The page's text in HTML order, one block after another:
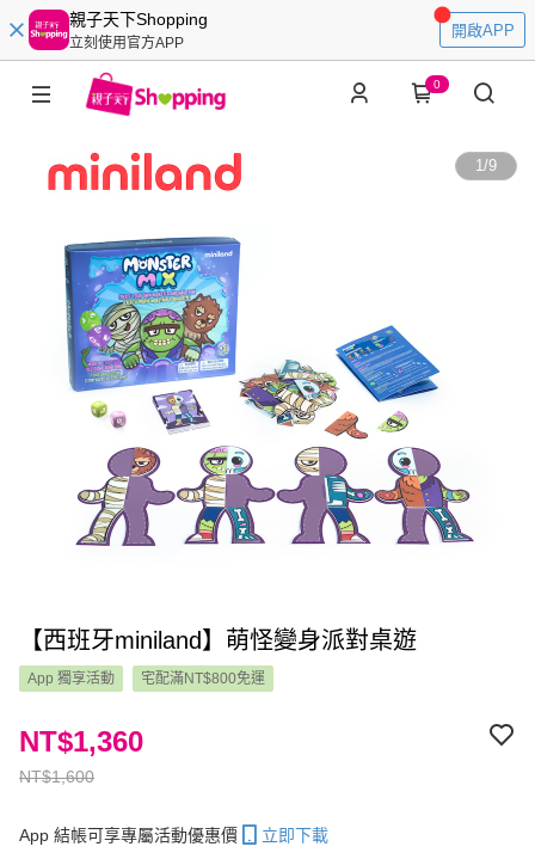
親子天下Shopping
立刻使用官方APP
開啟APP
0
1/9
【西班牙miniland】萌怪變身派對桌遊
App 獨享活動 宅配滿NT$800免運
NT$1,600
NT$1,360
App 結帳可享專屬活動優惠價
立即下載